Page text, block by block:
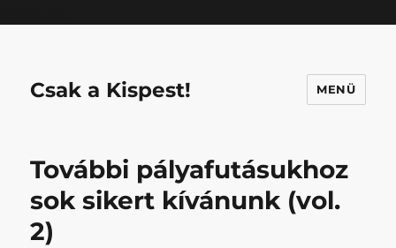
Csak a Kispest! MENÜ
További pályafutásukhoz
sok sikert kívánunk (vol.
2)